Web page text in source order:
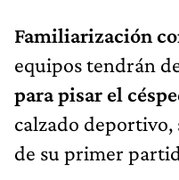
Familiarización
equipos tendrán
para pisar el
calzado
de su primer